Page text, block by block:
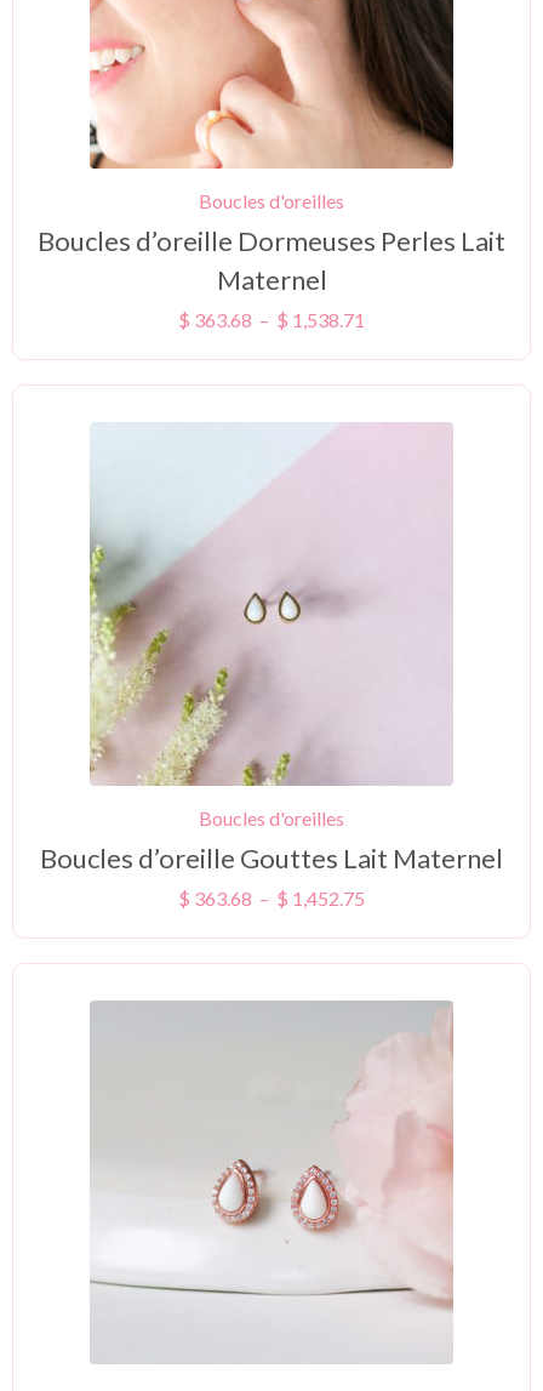
Boucles d'oreilles
Boucles d’oreille Dormeuses Perles Lait
Maternel
$ 363.68 – $ 1,538.71
Boucles d'oreilles
Boucles d’oreille Gouttes Lait Maternel
$ 363.68 – $ 1,452.75